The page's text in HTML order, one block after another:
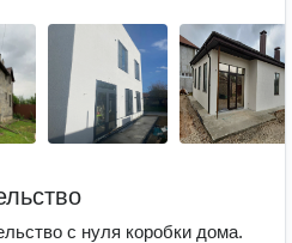
с нуля коробки дома.